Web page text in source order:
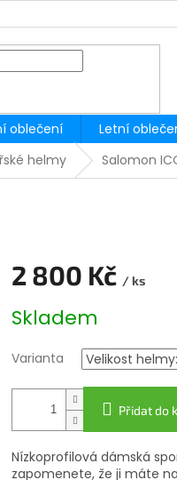
oblečení Letní
helmy Salomon
2 800 Kč / ks
cena:
Skladem
Varianta
Přidat do
Nízkoprofilová dámská
zapomenete, že ji máte